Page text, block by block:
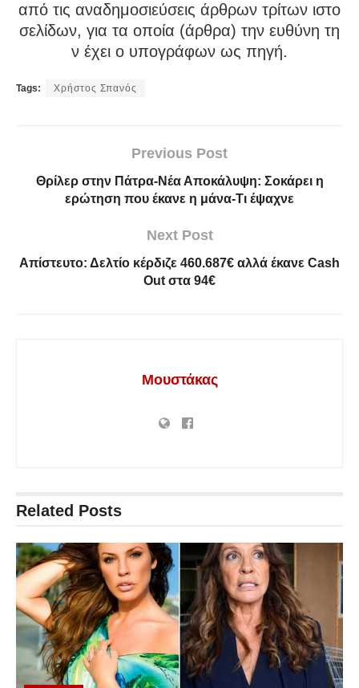
από τις αναδημοσιεύσεις άρθρων τρίτων ιστο
σελίδων, για τα οποία (άρθρα) την ευθύνη τη
ν έχει ο υπογράφων ως πηγή.
Tags: Χρήστος Σπανός
Previous Post
Θρίλερ στην Πάτρα-Νέα Αποκάλυψη: Σοκάρει η
ερώτηση που έκανε η μάνα-Τι έψαχνε
Next Post
Απίστευτο: Δελτίο κέρδιζε 460.687€ αλλά έκανε Cash
Out στα 94€
Μουστάκας
Related Posts